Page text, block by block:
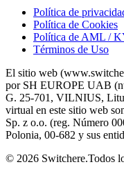
Política de
Política de Cookies
Política de AML /
Términos de Uso
El sitio web
por SH EUROPE UAB
G. 25-701, VILNIUS,
virtual en este sitio web
Sp. z o.o. (reg. Número
Polonia, 00-682 y sus
© 2026 Switchere.Todos